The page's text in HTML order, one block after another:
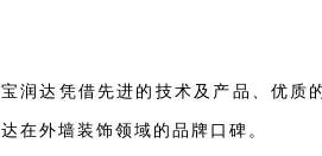
宝润达凭借先进的技术及产品、优质
达在外墙装饰领域的品牌口碑。